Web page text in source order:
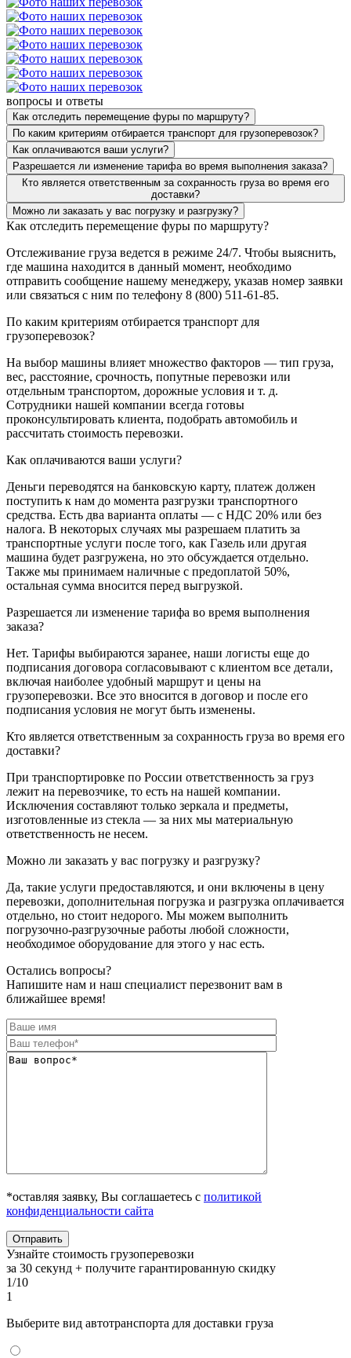
вопросы и ответы
Как отследить перемещение фуры по маршруту?
По каким критериям отбирается транспорт для грузоперевозок?
Как оплачиваются ваши услуги?
Разрешается ли изменение тарифа во время выполнения заказа?
Кто является ответственным за сохранность груза во время его
доставки?
Можно ли заказать у вас погрузку и разгрузку?
Как отследить перемещение фуры по маршруту?
Отслеживание груза ведется в режиме 24/7. Чтобы выяснить,
где машина находится в данный момент, необходимо
отправить сообщение нашему менеджеру, указав номер заявки
или связаться с ним по телефону 8 (800) 511-61-85.
По каким критериям отбирается транспорт для
грузоперевозок?
На выбор машины влияет множество факторов — тип груза,
вес, расстояние, срочность, попутные перевозки или
отдельным транспортом, дорожные условия и т. д.
Сотрудники нашей компании всегда готовы
проконсультировать клиента, подобрать автомобиль и
рассчитать стоимость перевозки.
Как оплачиваются ваши услуги?
Деньги переводятся на банковскую карту, платеж должен
поступить к нам до момента разгрузки транспортного
средства. Есть два варианта оплаты — с НДС 20% или без
налога. В некоторых случаях мы разрешаем платить за
транспортные услуги после того, как Газель или другая
машина будет разгружена, но это обсуждается отдельно.
Также мы принимаем наличные с предоплатой 50%,
остальная сумма вносится перед выгрузкой.
Разрешается ли изменение тарифа во время выполнения
заказа?
Нет. Тарифы выбираются заранее, наши логисты еще до
подписания договора согласовывают с клиентом все детали,
включая наиболее удобный маршрут и цены на
грузоперевозки. Все это вносится в договор и после его
подписания условия не могут быть изменены.
Кто является ответственным за сохранность груза во время его
доставки?
При транспортировке по России ответственность за груз
лежит на перевозчике, то есть на нашей компании.
Исключения составляют только зеркала и предметы,
изготовленные из стекла — за них мы материальную
ответственность не несем.
Можно ли заказать у вас погрузку и разгрузку?
Да, такие услуги предоставляются, и они включены в цену
перевозки, дополнительная погрузка и разгрузка оплачивается
отдельно, но стоит недорого. Мы можем выполнить
погрузочно-разгрузочные работы любой сложности,
необходимое оборудование для этого у нас есть.
Остались вопросы?
Напишите нам и наш специалист перезвонит вам в
ближайшее время!
*оставляя заявку, Вы соглашаетесь с политикой
конфиденциальности сайта
Узнайте стоимость грузоперевозки
за 30 секунд + получите гарантированную скидку
1/10
1
Выберите вид автотранспорта для доставки груза